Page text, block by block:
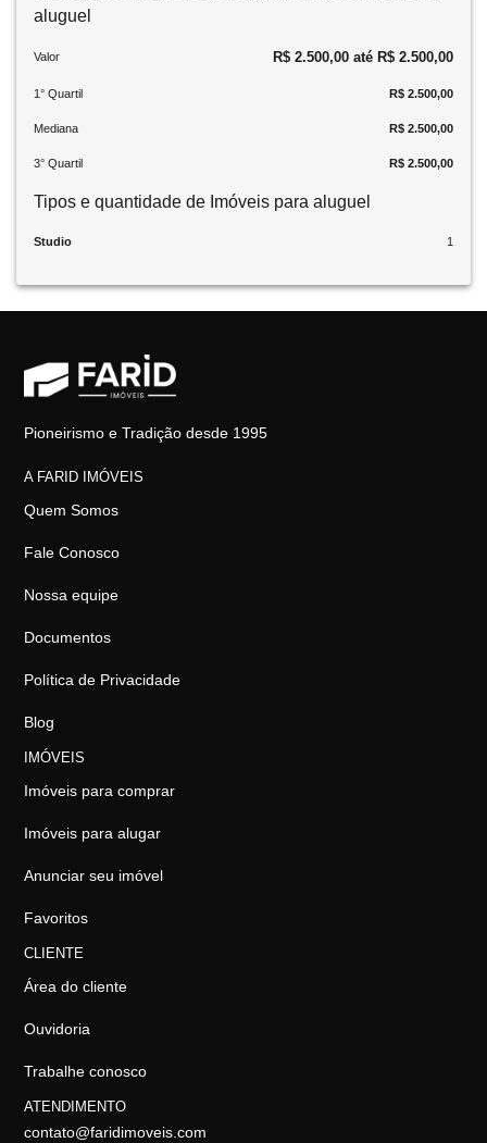
aluguel
Valor R$ 2.500,00 até R$ 2.500,00
1° Quartil R$ 2.500,00
Mediana R$ 2.500,00
3° Quartil R$ 2.500,00
Tipos e quantidade de Imóveis para aluguel
Studio 1
Pioneirismo e Tradição desde 1995
A FARID IMÓVEIS
Quem Somos
Fale Conosco
Nossa equipe
Documentos
Política de Privacidade
Blog
IMÓVEIS
Imóveis para comprar
Imóveis para alugar
Anunciar seu imóvel
Favoritos
CLIENTE
Área do cliente
Ouvidoria
Trabalhe conosco
ATENDIMENTO
contato@faridimoveis.com